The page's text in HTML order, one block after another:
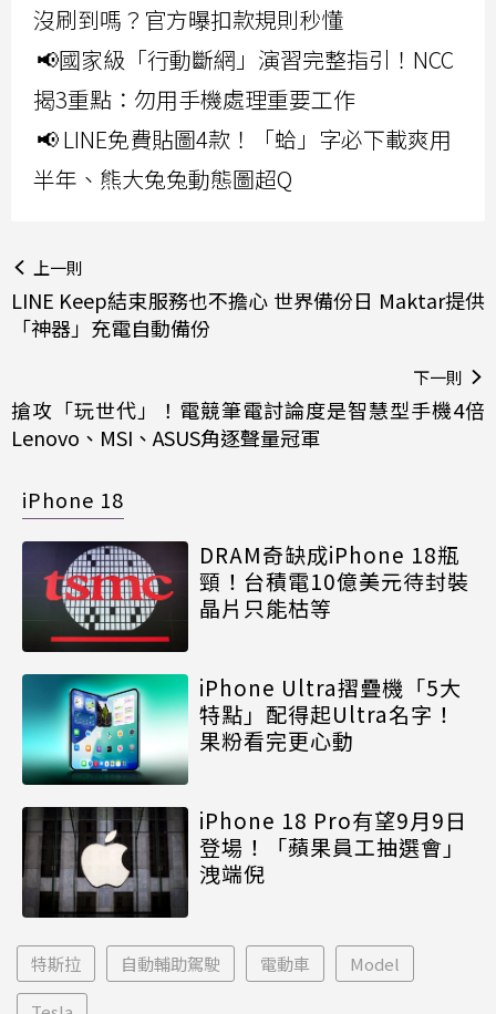
沒刷到嗎？官方曝扣款規則秒懂
📢國家級「行動斷網」演習完整指引！NCC
揭3重點：勿用手機處理重要工作
📢 LINE免費貼圖4款！「蛤」字必下載爽用
半年、熊大兔兔動態圖超Q
上一則
LINE Keep結束服務也不擔心 世界備份日 Maktar提供
「神器」充電自動備份
下一則
搶攻「玩世代」！電競筆電討論度是智慧型手機4倍
Lenovo、MSI、ASUS角逐聲量冠軍
iPhone 18
DRAM奇缺成iPhone 18瓶
頸！台積電10億美元待封裝
晶片只能枯等
iPhone Ultra摺疊機「5大
特點」配得起Ultra名字！
果粉看完更心動
iPhone 18 Pro有望9月9日
登場！「蘋果員工抽選會」
洩端倪
特斯拉 自動輔助駕駛 電動車 Model